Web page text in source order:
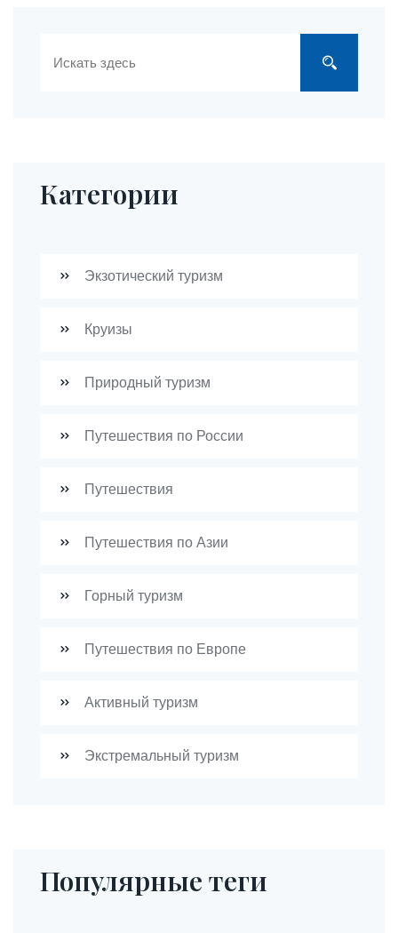
Категории
Экзотический туризм
Круизы
Природный туризм
Путешествия по России
Путешествия
Путешествия по Азии
Горный туризм
Путешествия по Европе
Активный туризм
Экстремальный туризм
Популярные теги